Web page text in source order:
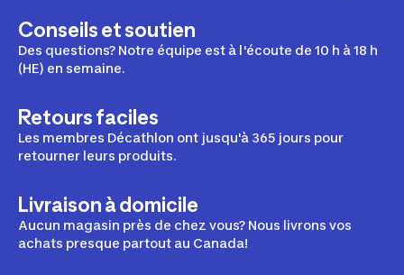
Conseils et soutien
Des questions? Notre équipe est à l'écoute de 10 h à 18 h
(HE) en semaine.
Retours faciles
Les membres Décathlon ont jusqu'à 365 jours pour
retourner leurs produits.
Livraison à domicile
Aucun magasin près de chez vous? Nous livrons vos
achats presque partout au Canada!